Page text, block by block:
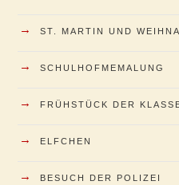
→ ST. MARTIN UND
→ SCHULHOFMEMALUNG
→ FRÜHSTÜCK DER
→ ELFCHEN
→ BESUCH DER POLIZEI